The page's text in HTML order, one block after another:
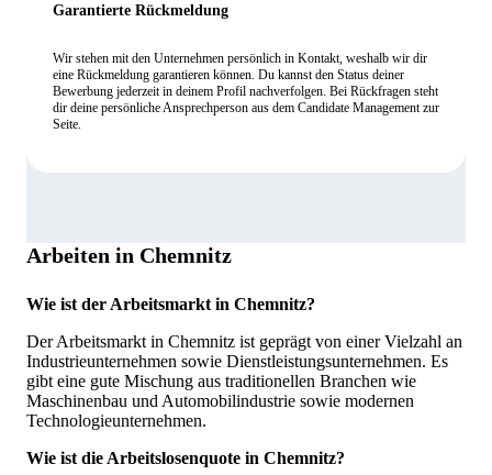
Garantierte Rückmeldung
Wir stehen mit den Unternehmen persönlich in Kontakt, weshalb wir dir
eine Rückmeldung garantieren können. Du kannst den Status deiner
Bewerbung jederzeit in deinem Profil nachverfolgen. Bei Rückfragen steht
dir deine persönliche Ansprechperson aus dem Candidate Management zur
Seite.
Arbeiten in Chemnitz
Wie ist der Arbeitsmarkt in Chemnitz?
Der Arbeitsmarkt in Chemnitz ist geprägt von einer Vielzahl an
Industrieunternehmen sowie Dienstleistungsunternehmen. Es
gibt eine gute Mischung aus traditionellen Branchen wie
Maschinenbau und Automobilindustrie sowie modernen
Technologieunternehmen.
Wie ist die Arbeitslosenquote in Chemnitz?